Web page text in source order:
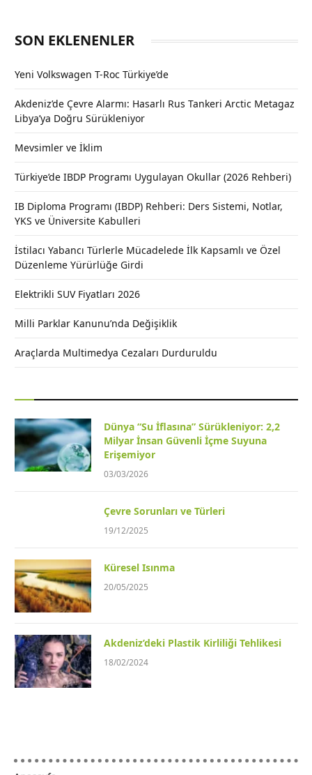
SON EKLENENLER
Yeni Volkswagen T-Roc Türkiye’de
Akdeniz’de Çevre Alarmı: Hasarlı Rus Tankeri Arctic Metagaz
Libya’ya Doğru Sürükleniyor
Mevsimler ve İklim
Türkiye’de IBDP Programı Uygulayan Okullar (2026 Rehberi)
IB Diploma Programı (IBDP) Rehberi: Ders Sistemi, Notlar,
YKS ve Üniversite Kabulleri
İstilacı Yabancı Türlerle Mücadelede İlk Kapsamlı ve Özel
Düzenleme Yürürlüğe Girdi
Elektrikli SUV Fiyatları 2026
Milli Parklar Kanunu’nda Değişiklik
Araçlarda Multimedya Cezaları Durduruldu
Dünya “Su İflasına” Sürükleniyor: 2,2
Milyar İnsan Güvenli İçme Suyuna
Erişemiyor
03/03/2026
Çevre Sorunları ve Türleri
19/12/2025
Küresel Isınma
20/05/2025
Akdeniz’deki Plastik Kirliliği Tehlikesi
18/02/2024